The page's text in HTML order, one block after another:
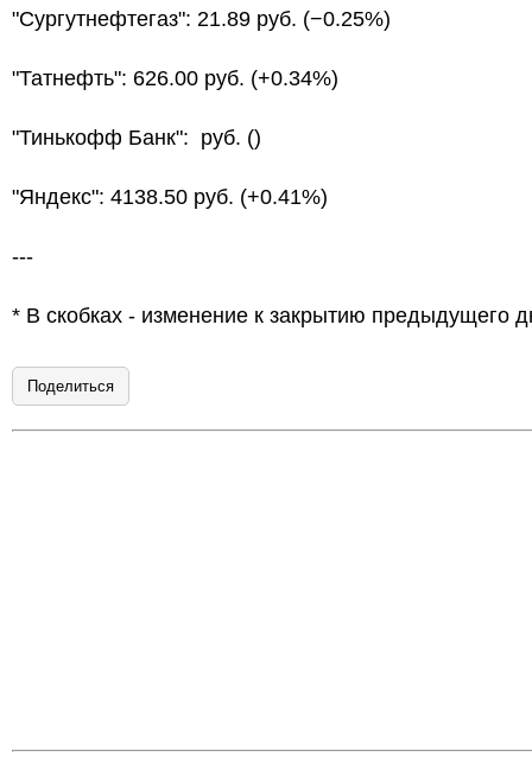
"Сургутнефтегаз": 21.89 руб. (−0.25%)
"Татнефть": 626.00 руб. (+0.34%)
"Тинькофф Банк": руб. ()
"Яндекс": 4138.50 руб. (+0.41%)
---
* В скобках - изменение к закрытию предыдущего
Поделиться